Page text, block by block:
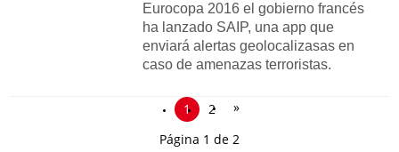
Eurocopa 2016 el gobierno francés
ha lanzado SAIP, una app que
enviará alertas geolocalizasas en
caso de amenazas terroristas.
1 2
»
Página 1 de 2